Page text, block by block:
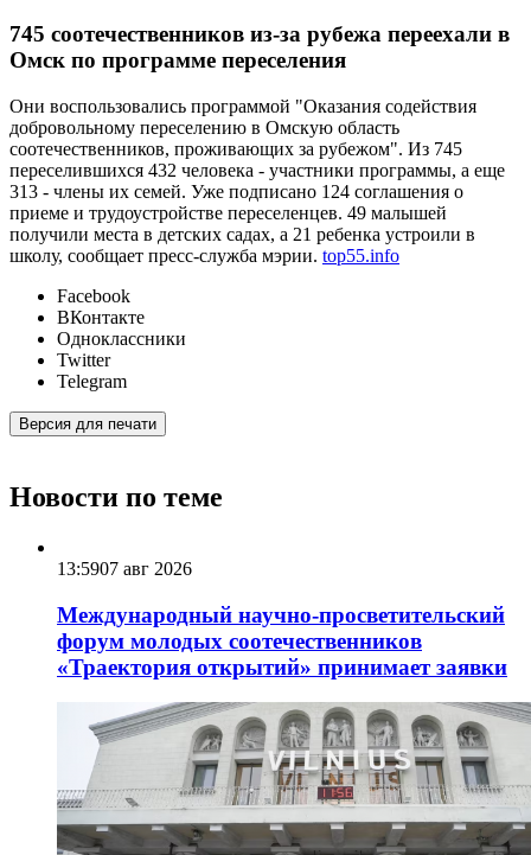
745 соотечественников из-за рубежа переехали в
Омск по программе переселения
Они воспользовались программой "Оказания содействия
добровольному переселению в Омскую область
соотечественников, проживающих за рубежом". Из 745
переселившихся 432 человека - участники программы, а еще
313 - члены их семей. Уже подписано 124 соглашения о
приеме и трудоустройстве переселенцев. 49 малышей
получили места в детских садах, а 21 ребенка устроили в
школу, сообщает пресс-служба мэрии. top55.info
Facebook
ВКонтакте
Одноклассники
Twitter
Telegram
Версия для печати
Новости по теме
13:5907 авг 2026
Международный научно-просветительский
форум молодых соотечественников
«Траектория открытий» принимает заявки